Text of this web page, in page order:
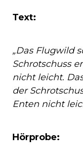
Text:
„Das Flugwild
Schrotschuss
nicht leicht.
der
Enten nicht
Hörprobe: